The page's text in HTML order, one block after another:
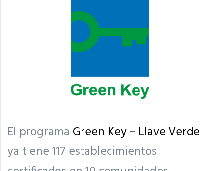
El programa Green Key – Llave Verde
ya tiene 117 establecimientos